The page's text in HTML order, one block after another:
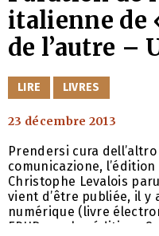
italienne de
de l’autre –
chrétienne
numérique
CATÉGORIES
LIRE LIVRES
23 décembre 2013
Prendersi cura
comunicazione,
Christophe Levalois
vient d’être publiée, il y
numérique (livre
EPUB, par les éditions